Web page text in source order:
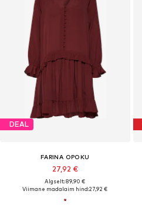
DEAL
FARINA OPOKU
27,92 €
Algselt: 89,90 €
Viimane madalaim hind:27,92 €